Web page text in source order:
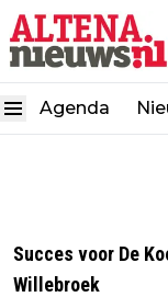
Agenda
Succes voor De
Willebroek